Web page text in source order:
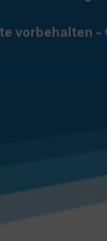
vorbehalten -